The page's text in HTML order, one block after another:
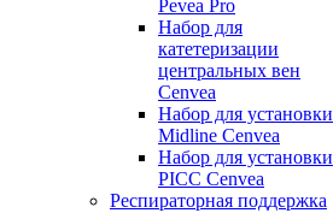
Pevea Pro
Набор для
катетеризации
центральных вен
Cenvea
Набор для установки
Midline Cenvea
Набор для установки
PICC Cenvea
Респираторная поддержка